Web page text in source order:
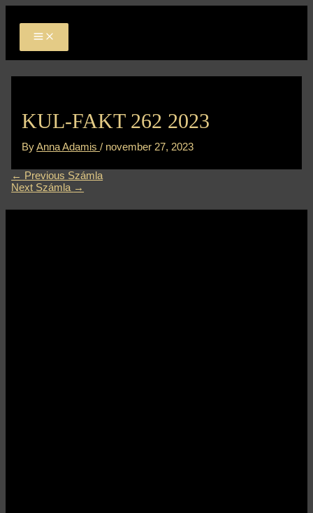
Skip
KUL-FAKT 262 2023
ByAnna Adamis/ november 27, 2023
Bejegyzés
← Previous Számla
Next Számla →